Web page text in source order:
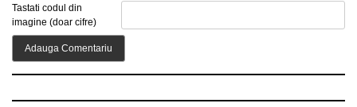
Tastati codul din
imagine (doar cifre)